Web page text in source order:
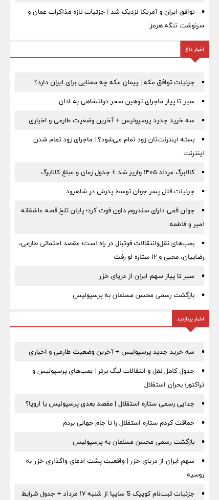
توافق ایران و آمریکا نزدیک شد | جزئیات تازه مذاکرات عمان و
سرنوشت تنگه هرمز
اخبار داغ
جزئیات توافق مکه | پیمان مکه چه معنایی برای ایران دارد؟
سیر تا پیاز ماجرای توهین سحر دولتشاهی به اذان
سه خرید جدید پرسپولیس + آخرین وضعیت طارمی و اخباری
بسته اینترنت‌تان زود تمام می‌شود؟ | ماجرای زود تمام شدن
اینترنت
کالابرگ مرداد ۱۴۰۵ واریز شد + جدول زمان و مبلغ کالابرگ
جزئیات قتل پسر جوان توسط پدرش در شاهرود
جوان قمی دارای سندروم داون فوت کرد؛ پایان تلخ قصه عاشقانه
امیر و فاطمه
بمب‌های نقل‌وانتقالات فوتبال در راه است؛ مقصد احتمالی طارمی،
رضاییان، محبی و ۱۲ ستاره لو رفت
سیر تا پیاز سهم ایران از دریای خزر
بازگشت رسمی محسن مسلمان به پرسپولیس
اخبار پربازدید
سه خرید جدید پرسپولیس + آخرین وضعیت طارمی و اخباری
جدول کامل نقل و انتقالات لیگ برتر | بمب‌های پرسپولیس و
تراکتور؛ بحران استقلال
جدایی رسمی ستاره استقلال | مقصد بعدی پرسپولیس یا اروپا؟
حماقت کردم ستاره استقلال را تا جام جهانی بردم
بازگشت رسمی محسن مسلمان به پرسپولیس
سهم ایران از دریای خزر | واقعیت پشت ادعای واگذاری خزر به
روسیه
جزئیات ثبت‌نام کوییک S سایپا از شنبه ۱۷ مرداد + جدول شرایط